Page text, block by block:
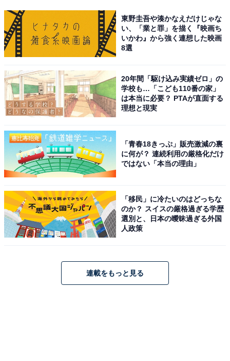
東野圭吾や湊かなえだけじゃな
い、「業と罪」を描く『映画ち
いかわ』から強く連想した映画
8選
20年間「駆け込み実績ゼロ」の
学校も…「こども110番の家」
は本当に必要？ PTAが直面する
理想と現実
「青春18きっぷ」販売激減の裏
に何が？ 連続利用の厳格化だけ
ではない「本当の理由」
「移民」に冷たいのはどっちな
のか？ スイスの厳格過ぎる学歴
選別と、日本の曖昧過ぎる外国
人政策
連載をもっと見る